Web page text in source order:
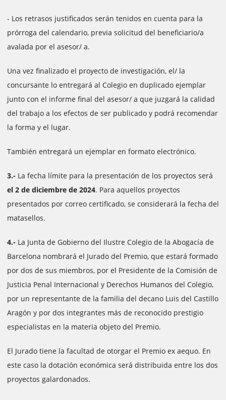
- Los retrasos justificados serán tenidos en cuenta para la
prórroga del calendario, previa solicitud del beneficiario/a
avalada por el asesor/ a.
Una vez finalizado el proyecto de investigación, el/ la
concursante lo entregará al Colegio en duplicado ejemplar
junto con el informe final del asesor/ a que juzgará la calidad
del trabajo a los efectos de ser publicado y podrá recomendar
la forma y el lugar.
También entregará un ejemplar en formato electrónico.
3.- La fecha límite para la presentación de los proyectos será
el 2 de diciembre de 2024. Para aquellos proyectos
presentados por correo certificado, se considerará la fecha del
matasellos.
4.- La Junta de Gobierno del Ilustre Colegio de la Abogacía de
Barcelona nombrará el Jurado del Premio, que estará formado
por dos de sus miembros, por el Presidente de la Comisión de
Justicia Penal Internacional y Derechos Humanos del Colegio,
por un representante de la familia del decano Luis del Castillo
Aragón y por dos integrantes más de reconocido prestigio
especialistas en la materia objeto del Premio.
El Jurado tiene la facultad de otorgar el Premio ex aequo. En
este caso la dotación económica será distribuida entre los dos
proyectos galardonados.